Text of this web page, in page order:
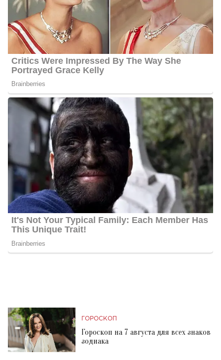
ГОРОСКОП
Гороскоп на 7 августа для всех знаков
зодиака